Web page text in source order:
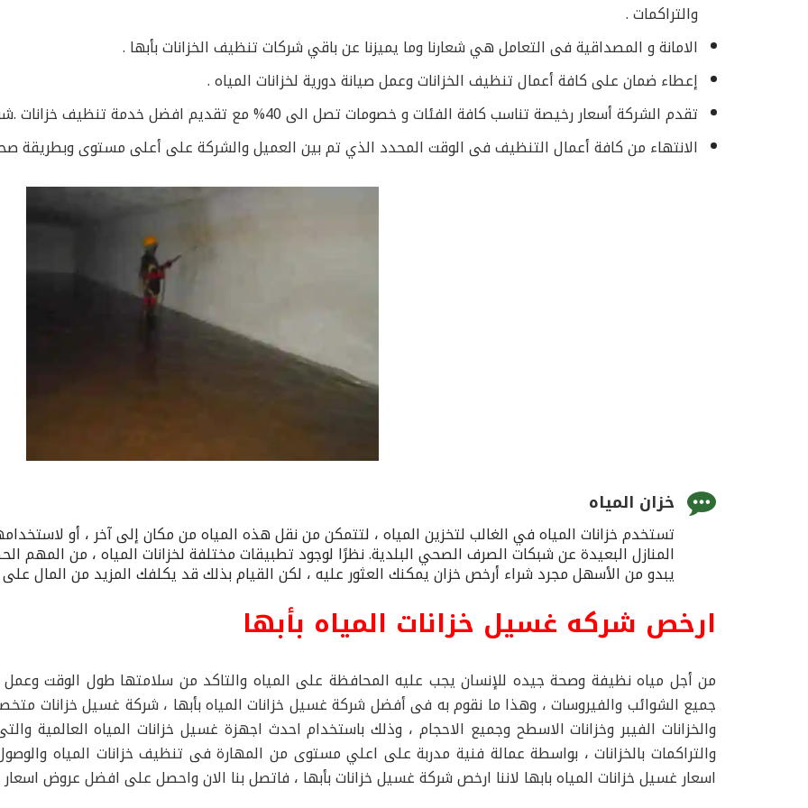
والتراكمات .
الامانة و المصداقية فى التعامل هي شعارنا وما يميزنا عن باقي شركات تنظيف الخزانات بأبها .
إعطاء ضمان على كافة أعمال تنظيف الخزانات وعمل صيانة دورية لخزانات المياه .
تقدم الشركة أسعار رخيصة تناسب كافة الفئات و خصومات تصل الى 40% مع تقديم افضل خدمة تنظيف خزانات .شركات
الانتهاء من كافة أعمال التنظيف فى الوقت المحدد الذي تم بين العميل والشركة على أعلى مستوى وبطريقة
خزان المياه
تستخدم خزانات المياه في الغالب لتخزين المياه ، لتتمكن من نقل هذه المياه من مكان إلى آخر ، أو
المنازل البعيدة عن شبكات الصرف الصحي البلدية. نظرًا لوجود تطبيقات مختلفة لخزانات المياه ، من المهم
يبدو من الأسهل مجرد شراء أرخص خزان يمكنك العثور عليه ، لكن القيام بذلك قد يكلفك المزيد من المال
ارخص شركه غسيل خزانات المياه بأبها
من أجل مياه نظيفة وصحة جيده للإنسان يجب عليه المحافظة على المياه والتاكد من سلامتها طول الوقت وعمل
جميع الشوائب والفيروسات ، وهذا ما نقوم به فى أفضل شركة غسيل خزانات المياه بأبها ، شركة غسيل خزانات
والخزانات الفيبر وخزانات الاسطح وجميع الاحجام ، وذلك باستخدام احدث اجهزة غسيل خزانات المياه العالمية
والتراكمات بالخزانات ، بواسطة عمالة فنية مدربة على اعلي مستوى من المهارة فى تنظيف خزانات المياه
اسعار غسيل خزانات المياه بابها لاننا ارخص شركة غسيل خزانات بأبها ، فاتصل بنا الان واحصل على افضل عروض